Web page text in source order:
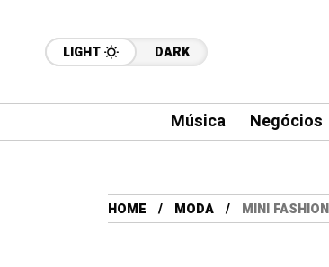
LIGHT DARK
Música Negócios
HOME MODA MINI